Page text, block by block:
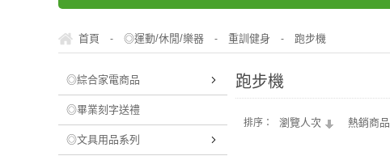
◎運動/休閒/樂器 ◎客製化禮贈品 ◎食品/零食/飲料
首頁 - ◎運動/休閒/樂器 - 重訓健身 - 跑步機
◎綜合家電商品
◎畢業刻字送禮
◎文具用品系列
跑步機
排序： 瀏覽人次 熱銷商品